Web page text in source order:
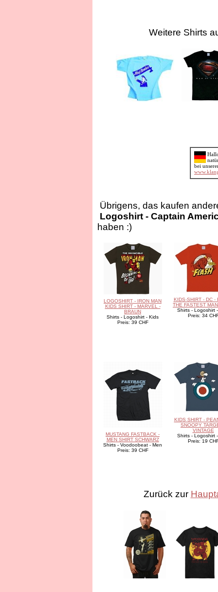
Weitere Shirts
bei
Übrigens, das kaufen
Logoshirt - Captain
haben :)
LOGOSHIRT - IRON MAN
KIDS SHIRT - MARVEL -
BRAUN
Shirts - Logoshirt - Kids
Preis: 39 CHF
KIDS-SHIRT - DC -
THE FASTEST
Shirts - Logoshirt
Preis: 34
MUSTANG FASTBACK -
MEN SHIRT SCHWARZ
Shirts - Voodoobeat - Men
Preis: 39 CHF
KIDS SHIRT -
SNOOPY
VINTAGE
Shirts - Logoshirt
Preis: 19
Zurück zur